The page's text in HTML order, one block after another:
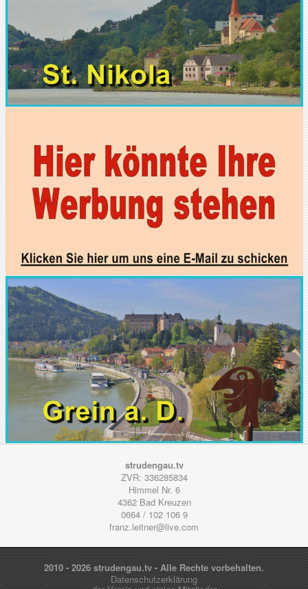
strudengau.tv
ZVR: 336285834
Himmel Nr. 6
4362 Bad Kreuzen
0664 / 102 106 9
franz.leitner@live.com
2010 - 2026 strudengau.tv - Alle Rechte vorbehalten.
Datenschutzerklärung